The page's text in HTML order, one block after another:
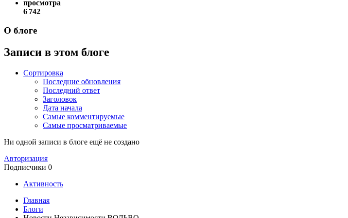
просмотра
6 742
О блоге
Записи в этом блоге
Сортировка
Последние обновления
Последний ответ
Заголовок
Дата начала
Самые комментируемые
Самые просматриваемые
Ни одной записи в блоге ещё не создано
Авторизация
Подписчики 0
Активность
Главная
Блоги